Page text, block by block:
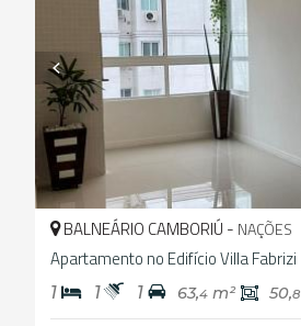
BALNEÁRIO CAMBORIÚ - NAÇÕES
Apartamento no Edifício Villa Fabrizi
1 1 1 63,4 m² 50,8